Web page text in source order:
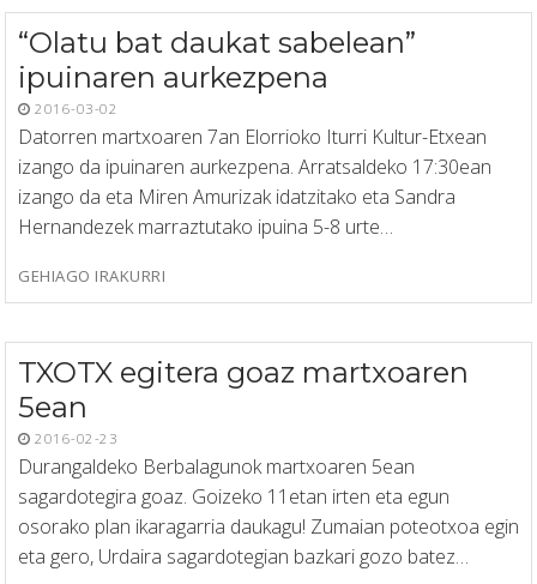
“Olatu bat daukat sabelean”
ipuinaren aurkezpena
2016-03-02
Datorren martxoaren 7an Elorrioko Iturri Kultur-Etxean
izango da ipuinaren aurkezpena. Arratsaldeko 17:30ean
izango da eta Miren Amurizak idatzitako eta Sandra
Hernandezek marraztutako ipuina 5-8 urte…
GEHIAGO IRAKURRI
TXOTX egitera goaz martxoaren
5ean
2016-02-23
Durangaldeko Berbalagunok martxoaren 5ean
sagardotegira goaz. Goizeko 11etan irten eta egun
osorako plan ikaragarria daukagu! Zumaian poteotxoa egin
eta gero, Urdaira sagardotegian bazkari gozo batez…